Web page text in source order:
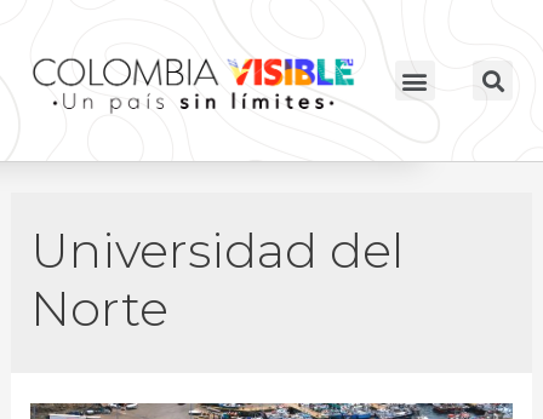
Universidad del
Norte